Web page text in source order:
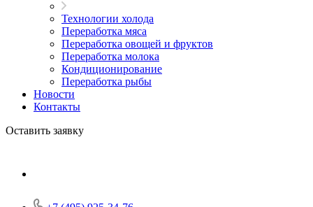
Технологии холода
Переработка мяса
Переработка овощей и фруктов
Переработка молока
Кондиционирование
Переработка рыбы
Новости
Контакты
Оставить заявку